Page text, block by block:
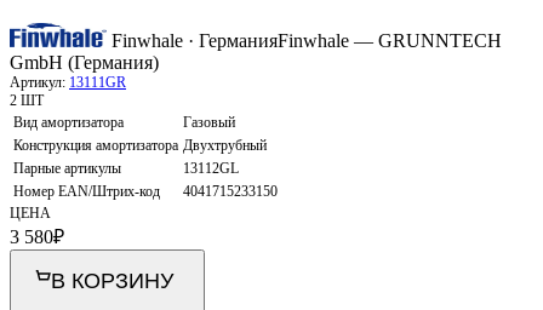
Finwhale · ГерманияFinwhale — GRUNNTECH
GmbH (Германия)
Артикул: 13111GR
2 ШТ
Вид амортизатора
Газовый
Конструкция амортизатора Двухтрубный
Парные артикулы
13112GL
Номер EAN/Штрих-код
4041715233150
ЦЕНА
3 580₽
В КОРЗИНУ